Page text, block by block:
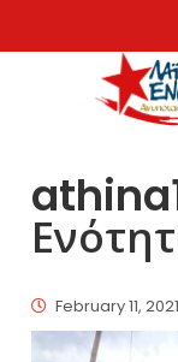
February 11, 2021